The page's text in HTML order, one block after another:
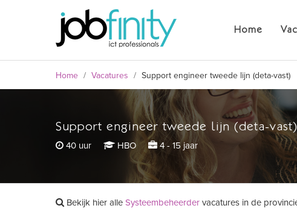
Home
Home / Vacatures / Support engineer tweede lijn (deta-vast)
formulier
Support engineer tweede lijn (deta-vast)
40 uur HBO 4 - 15 jaar
Bekijk hier alle Systeembeheerder vacatures in de
Support engineer tweede lijn (deta-vast)
40 uur HBO 4 - 15 jaar